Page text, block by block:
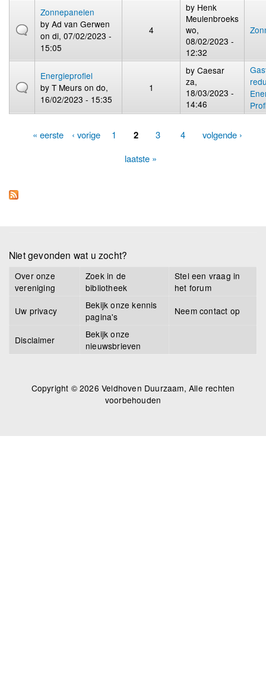
Zonnepanelen
by Ad van Gerwen
on di, 07/02/2023 -
15:05
4
by Henk
Meulenbroeks
wo,
08/02/2023 -
12:32
Energieprofiel
by T Meurs on do,
16/02/2023 - 15:35
1
by Caesar
za,
18/03/2023 -
14:46
« eerste ‹ vorige 1 2 3 4
volgende ›
laatste »
Niet gevonden wat u zocht?
Over onze
vereniging
Zoek in de
bibliotheek
Stel een vraag in
het forum
Uw privacy
Bekijk onze kennis
pagina's
Neem contact op
Disclaimer
Bekijk onze
nieuwsbrieven
Copyright © 2026 Veldhoven Duurzaam, Alle rechten
voorbehouden